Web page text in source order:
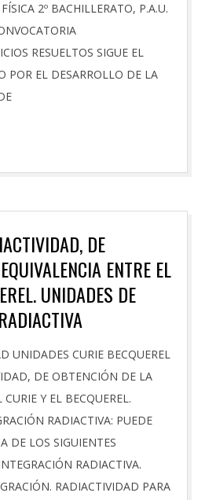
2º BACHILLERATO, P.A.U.
RESUELTOS SIGUE EL
POR EL DESARROLLO DE LA
DE
ENTRE EL
UNIDADES DE
UNIDADES CURIE BECQUEREL
DE OBTENCIÓN DE LA
Y EL BECQUEREL.
RADIACTIVA: PUEDE
DE LOS SIGUIENTES
RADIACTIVA.
RADIACTIVIDAD PARA